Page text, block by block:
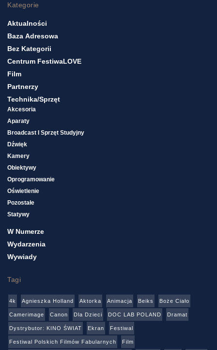
Kategorie
Aktualności
Baza Adresowa
Bez Kategorii
Centrum FestiwaLOVE
Film
Partnerzy
Technika/sprzęt
Akcesoria
Aparaty
Broadcast I Sprzęt Studyjny
Dźwięk
Kamery
Obiektywy
Oprogramowanie
Oświetlenie
Pozostałe
Statywy
W Numerze
Wydarzenia
Wywiady
Tagi
4k Agnieszka Holland Aktorka Animacja Beiks Boże Ciało
Camerimage Canon Dla Dzieci DOC LAB POLAND Dramat
Dystrybutor: KINO ŚWIAT Ekran Festiwal
Festiwal Polskich Filmów Fabularnych Film